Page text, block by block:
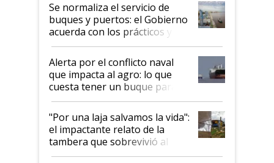
Se normaliza el servicio de
buques y puertos: el Gobierno
acuerda con los prácticos y
suspende el decreto de
desregulación
Alerta por el conflicto naval
que impacta al agro: lo que
cuesta tener un buque parado
y el peligro de que Argentina
pase a ser "país sucio"
"Por una laja salvamos la vida":
el impactante relato de la
tambera que sobrevivió al
tornado